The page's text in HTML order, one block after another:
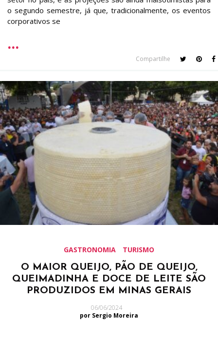
o segundo semestre, já que, tradicionalmente, os eventos
corporativos se
Compartilhe
GASTRONOMIA TURISMO
O MAIOR QUEIJO, PÃO DE QUEIJO,
QUEIMADINHA E DOCE DE LEITE SÃO
PRODUZIDOS EM MINAS GERAIS
06/06/2024
por Sergio Moreira